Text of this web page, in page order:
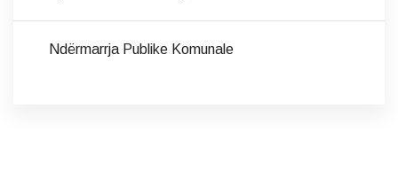
Ndërmarrja Publike Komunale